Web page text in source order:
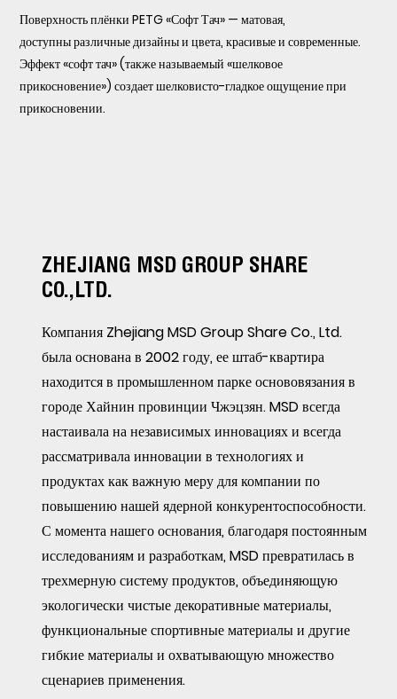
Поверхность плёнки PETG «Софт Тач» — матовая,
доступны различные дизайны и цвета, красивые и современные.
Эффект «софт тач» (также называемый «шелковое
прикосновение») создает шелковисто-гладкое ощущение при
прикосновении.
ZHEJIANG MSD GROUP SHARE
CO.,LTD.
Компания Zhejiang MSD Group Share Co., Ltd.
была основана в 2002 году, ее штаб-квартира
находится в промышленном парке основовязания в
городе Хайнин провинции Чжэцзян. MSD всегда
настаивала на независимых инновациях и всегда
рассматривала инновации в технологиях и
продуктах как важную меру для компании по
повышению нашей ядерной конкурентоспособности.
С момента нашего основания, благодаря постоянным
исследованиям и разработкам, MSD превратилась в
трехмерную систему продуктов, объединяющую
экологически чистые декоративные материалы,
функциональные спортивные материалы и другие
гибкие материалы и охватывающую множество
сценариев применения.